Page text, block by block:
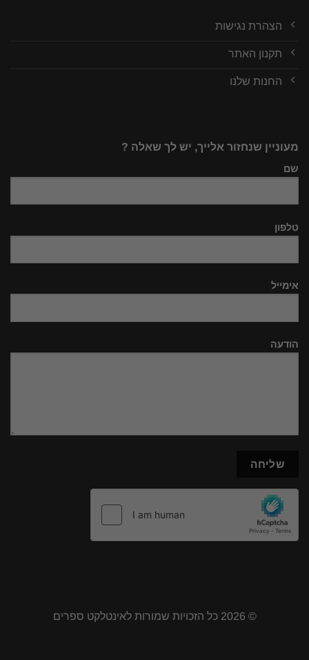
הצהרת נגישות
תקנון האתר
החנות שלנו
מעוניין שנחזור אלייך, יש לך שאלה ?
שם
טלפון
אימייל
הודעה
© 2026 כל הזכויות שמורות לאינטלקט ספרים